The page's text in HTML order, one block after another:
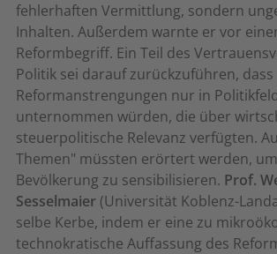
fehlerhaften Vermittlung, sondern
Inhalten. Außerdem warnte er vor
Reformbegriff. Ein Teil des
Politik sei darauf zurückzuführen, dass
Reformanstrengungen nur in
unternommen würden, die über
steuerpolitische Relevanz verfügten.
Themen" müssten erörtert werden,
Bevölkerung zu sensibilisieren. Prof.
Sesselmaier (Universität Koblenz-
selbe Kerbe, indem er eine zu
technokratische Auffassung des